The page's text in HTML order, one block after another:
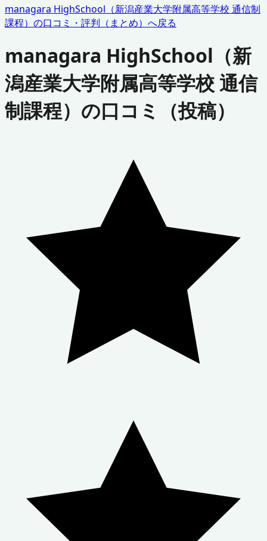
managara HighSchool（新潟産業大学附属高等学校 通信制
課程） の口コミ・評判（まとめ）へ戻る
managara HighSchool（新
潟産業大学附属高等学校 通信
制課程） の口コミ（投稿）